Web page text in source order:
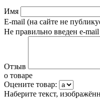
Имя
E-mail (на сайте не
Не правильно введен e-mail
Отзыв
о товаре
Оцените товар:
Наберите текст,